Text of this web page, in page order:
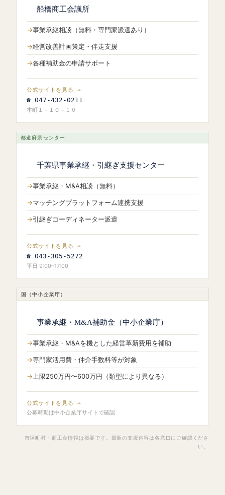
船橋商工会議所
事業承継相談（無料・専門家派遣あり）
経営改善計画策定・伴走支援
各種補助金の申請サポート
公式サイトを見る →
☎ 047-432-0211
本町１－１０－１０
都道府県センター
千葉県事業承継・引継ぎ支援センター
事業承継・M&A相談（無料）
マッチングプラットフォーム連携支援
引継ぎコーディネーター派遣
公式サイトを見る →
☎ 043-305-5272
平日 9:00–17:00
国（中小企業庁）
事業承継・M&A補助金（中小企業庁）
事業承継・M&Aを機とした経営革新費用を補助
専門家活用費・仲介手数料等が対象
上限250万円〜600万円（類型により異なる）
公式サイトを見る →
公募時期は中小企業庁サイトで確認
市区町村・商工会情報は概要です。最新の支援内容は各窓口にご確認くださ
い。